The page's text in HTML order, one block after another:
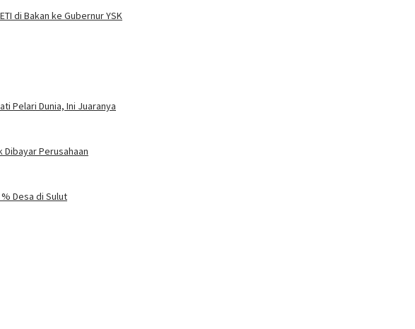
di Bakan ke Gubernur YSK
Pelari Dunia, Ini Juaranya
Dibayar Perusahaan
Desa di Sulut